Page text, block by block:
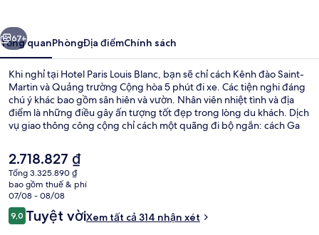
Tiếp
67+
Tổng quanPhòngĐịa điểmChính sách
Khi nghỉ tại Hotel Paris Louis Blanc, bạn sẽ chỉ cách Kênh đào Saint-
Martin và Quảng trường Cộng hòa 5 phút đi xe. Các tiện nghi đáng
chú ý khác bao gồm sân hiên và vườn. Nhân viên nhiệt tình và địa
điểm là những điều gây ấn tượng tốt đẹp trong lòng du khách. Dịch
vụ giao thông công cộng chỉ cách một quãng đi bộ ngắn: cách Ga
Giá
hiện
tại
là
2.718.827 ₫
2.718.827 ₫
Tổng 3.325.890 ₫
bao gồm thuế & phí
07/08 - 08/08
Nhận
xét
9,09,0 trên 10,
Tuyệt vờiXem tất cả 314 nhận xét